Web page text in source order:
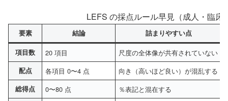
LEFS の採点ルール早見（成人・臨床
要素 結論 詰まりやすい点
項目数 20 項目 尺度の全体像が共有されていない
配点 各項目 0〜4 点 向き（高いほど良い）が混乱する
総得点 0〜80 点 ％表記と混在する